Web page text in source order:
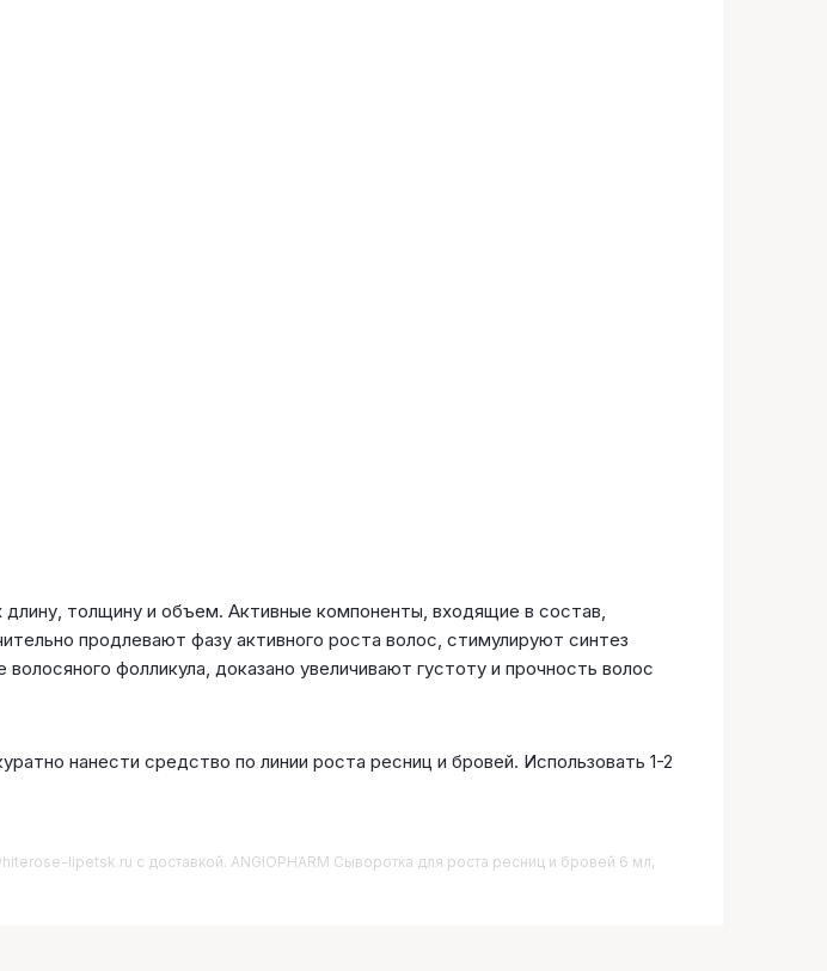
толщину и объем. Активные компоненты, входящие в состав,
продлевают фазу активного роста волос, стимулируют синтез
фолликула, доказано увеличивают густоту и прочность волос
нанести средство по линии роста ресниц и бровей. Использовать 1-2
lipetsk.ru с доставкой. ANGIOPHARM Сыворотка для роста ресниц и бровей 6 мл,